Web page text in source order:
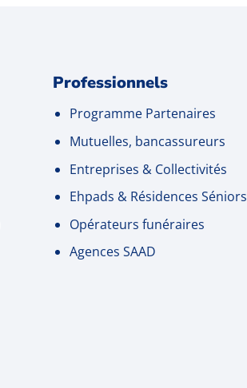
Professionnels
Programme Partenaires
Mutuelles, bancassureurs
Entreprises & Collectivités
Ehpads & Résidences Séniors
Opérateurs funéraires
Agences SAAD